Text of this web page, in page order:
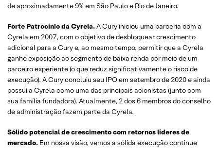
de aproximadamente 9% em São Paulo e Rio de Janeiro.
Forte Patrocínio da Cyrela.A Cury iniciou uma parceria com a
Cyrela em 2007, com o objetivo de desbloquear crescimento
adicional para a Cury e, ao mesmo tempo, permitir que a Cyrela
ganhe exposição ao segmento de baixa renda por meio de um
parceiro experiente (o que reduz significativamente o risco de
execução). A Cury concluiu seu IPO em setembro de 2020 e ainda
possui a Cyrela como uma das principais acionistas (junto com
sua família fundadora). Atualmente, 2 dos 6 membros do conselho
de administração fazem parte da Cyrela.
Sólido potencial de crescimento com retornos líderes de
mercado. Em nossa visão, vemos a sólida execução continue